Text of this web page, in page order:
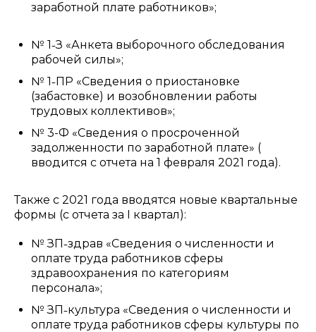
заработной плате работников»;
№ 1˗З «Анкета выборочного обследования
рабочей силы»;
№ 1˗ПР «Сведения о приостановке
(забастовке) и возобновлении работы
трудовых коллективов»;
№ 3-Ф «Сведения о просроченной
задолженности по заработной плате» (
вводится с отчета на 1 февраля 2021 года).
Также с 2021 года вводятся новые квартальные
формы (с отчета за I квартал):
№ ЗП˗здрав «Сведения о численности и
оплате труда работников сферы
здравоохранения по категориям
персонала»;
№ ЗП˗культура «Сведения о численности и
оплате труда работников сферы культуры по